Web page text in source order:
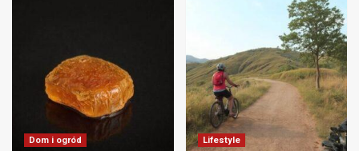
Dom i ogród Lifestyle